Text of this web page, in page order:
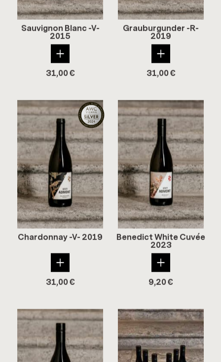
Sau­vi­gnon Blanc -V-
2015
31,00€
Grau­bur­gun­der -R-
2019
31,00€
Char­don­nay -V- 2019
31,00€
Be­ne­dict White Cuvée
2023
9,20€